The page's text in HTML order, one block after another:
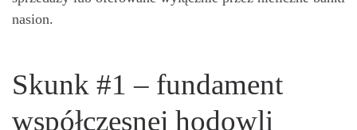
nasion.
Skunk #1 – fundament
współczesnej hodowli